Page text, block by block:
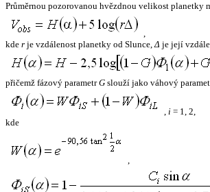
Průměrnou pozorovanou hvězdnou velikost planetky
,
kde r je vzdálenost planetky od Slunce,Δ je její
přičemž fázový parametrG slouží jako váhový
, i = 1, 2,
kde
,